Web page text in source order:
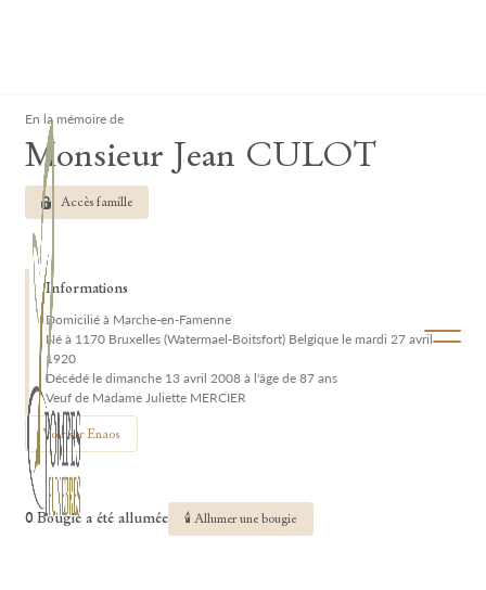
Ouvrir/
En la mémoire de
Monsieur Jean CULOT
Accès famille
Informations
Domicilié à Marche-en-Famenne
Né à 1170 Bruxelles (Watermael-Boitsfort) Belgique le mardi 27 avril
1920
Décédé le dimanche 13 avril 2008 à l'âge de 87 ans
Veuf de Madame Juliette MERCIER
Voir sur Enaos
0 Bougie a été allumée 🕯 Allumer une bougie